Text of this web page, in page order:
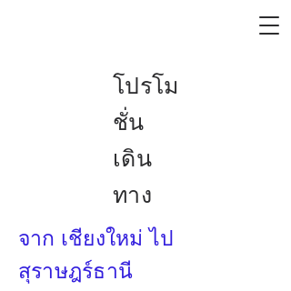
โปรโม
ชั่น
เดิน
ทาง
จาก เชียงใหม่ ไป
สุราษฎร์ธานี